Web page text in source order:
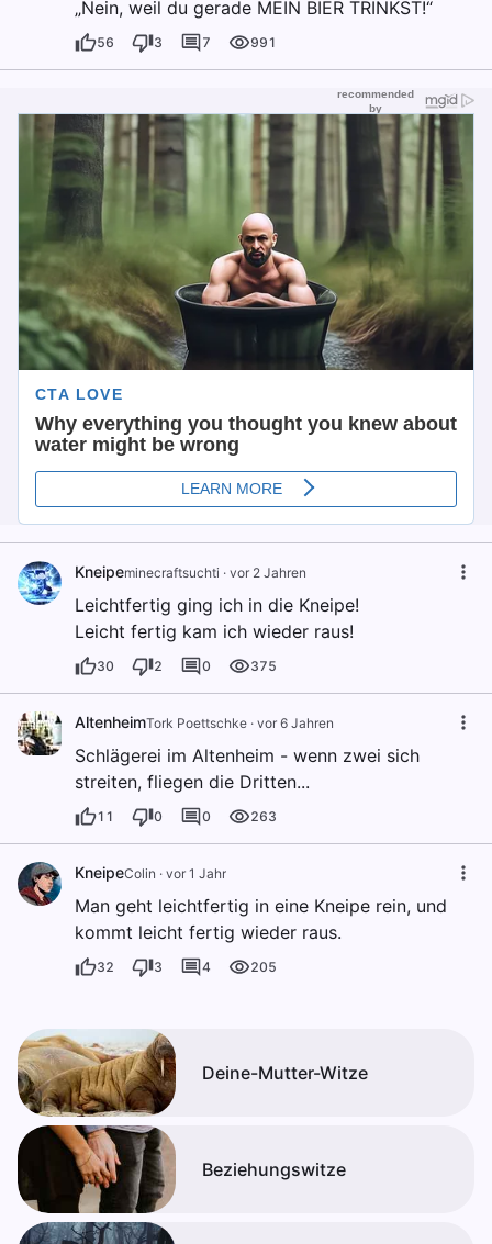
„Nein, weil du gerade MEIN BIER TRINKST!“
56 3 7 991
Kneipeminecraftsuchti · vor 2 Jahren
Leichtfertig ging ich in die Kneipe!
Leicht fertig kam ich wieder raus!
30 2 0 375
AltenheimTork Poettschke · vor 6 Jahren
Schlägerei im Altenheim - wenn zwei sich
streiten, fliegen die Dritten...
11 0 0 263
KneipeColin · vor 1 Jahr
Man geht leichtfertig in eine Kneipe rein, und
kommt leicht fertig wieder raus.
32 3 4 205
Deine-Mutter-Witze
Beziehungswitze